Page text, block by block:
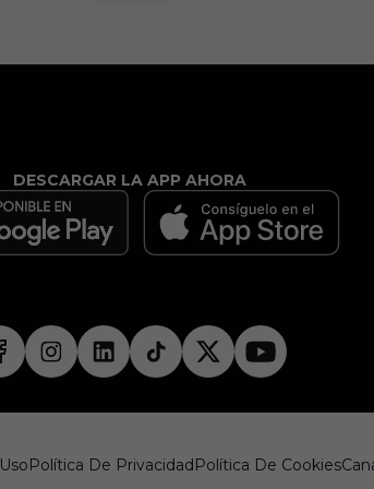
DESCARGAR LA APP AHORA
Política De PrivacidadPolítica De Cookies